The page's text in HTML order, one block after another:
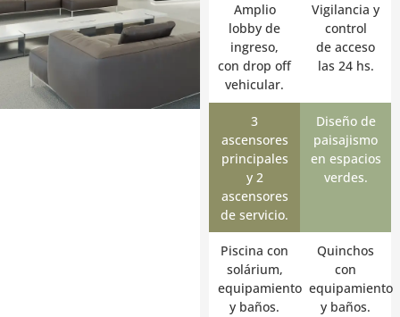
Amplio
lobby de
ingreso,
con drop off
vehicular.
Vigilancia y
control
de acceso
las 24 hs.
3
ascensores
principales
y 2
ascensores
de servicio.
Diseño de
paisajismo
en espacios
verdes.
Piscina con
solárium,
equipamiento
y baños.
Quinchos
con
equipamiento
y baños.